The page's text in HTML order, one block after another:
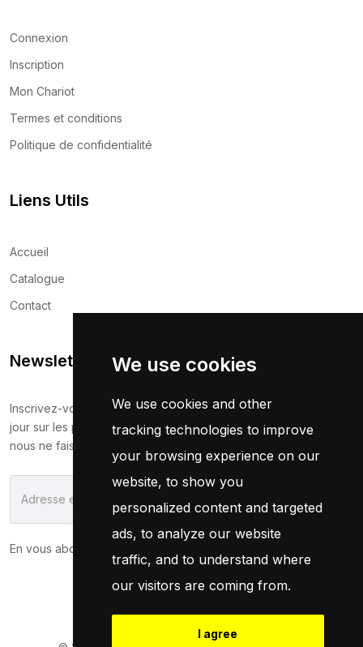
We use cookies
We use cookies and other
tracking technologies to improve
your browsing experience on our
website, to show you
personalized content and targeted
ads, to analyze our website
traffic, and to understand where
our visitors are coming from.
I agree
Connexion
Inscription
Mon Chariot
Termes et conditions
Politique de confidentialité
Liens Utils
Accueil
Catalogue
Contact
Newsletter
Inscrivez-vous maintenant pour recevoir les dernières mises à
jour sur les promotions et les coupons. Ne vous inquiétez pas,
nous ne faisons pas de spam !
S'Abonner
En vous abonnant, vous acceptez notre